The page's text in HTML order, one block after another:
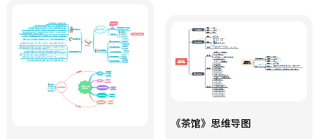
《茶馆》思维导图